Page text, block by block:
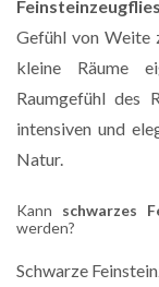
Gefühl von Weite
kleine Räume
Raumgefühl des
intensiven und
Natur.
Kann schwarzes
werden?
Schwarze